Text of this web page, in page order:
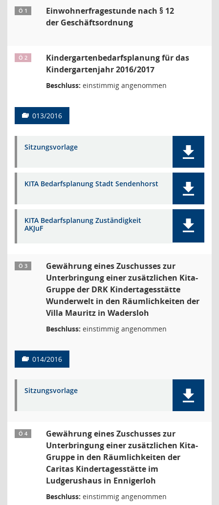
Ö 1
Einwohnerfragestunde nach § 12
der Geschäftsordnung
Ö 2
Kindergartenbedarfsplanung für das
Kindergartenjahr 2016/2017
Beschluss: einstimmig angenommen
013/2016
Sitzungsvorlage
KITA Bedarfsplanung Stadt Sendenhorst
KITA Bedarfsplanung Zuständigkeit
AKJuF
Ö 3
Gewährung eines Zuschusses zur
Unterbringung einer zusätzlichen Kita-
Gruppe der DRK Kindertagesstätte
Wunderwelt in den Räumlichkeiten der
Villa Mauritz in Wadersloh
Beschluss: einstimmig angenommen
014/2016
Sitzungsvorlage
Ö 4
Gewährung eines Zuschusses zur
Unterbringung einer zusätzlichen Kita-
Gruppe in den Räumlichkeiten der
Caritas Kindertagesstätte im
Ludgerushaus in Ennigerloh
Beschluss: einstimmig angenommen